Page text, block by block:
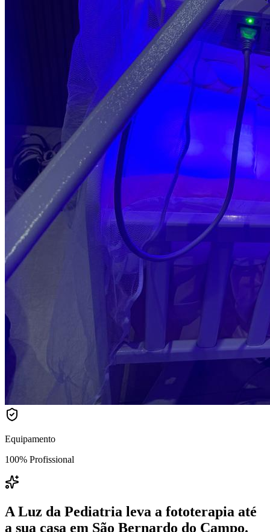
Equipamento
100% Profissional
A Luz da Pediatria leva a fototerapia até
a sua casa em São Bernardo do Campo.